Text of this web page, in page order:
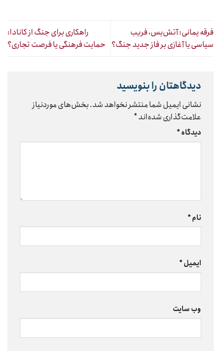
فرقه یمانی: آتش‌بس، فریب
سیاسی یا آغازی بر فاز جدید جنگ؟
راهکاری برای جنگ از کانادا:
حمایت فرهنگی یا فرصت تجاری؟
دیدگاهتان را بنویسید
نشانی ایمیل شما منتشر نخواهد شد.بخش‌های موردنیاز
علامت‌گذاری شده‌اند*
دیدگاه*
نام*
ایمیل*
وب‌ سایت